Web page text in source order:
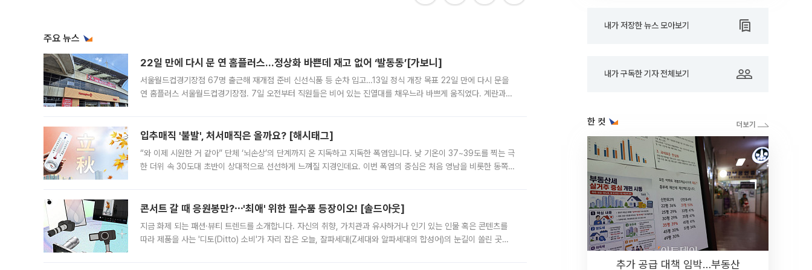
주요 뉴스
22일 만에 다시 문 연 홈플러스…정상화 바쁜데 재고 없어 ‘발동동’[가보니]
서울월드컵경기장점 67명 출근해 재개점 준비 신선식품 등 순차 입고…13일 정식 개장 목표 22일 만에 다시 문을
연 홈플러스 서울월드컵경기장점. 7일 오전부터 직원들은 비어 있는 진열대를 채우느라 바쁘게 움직였다. 계란과
입추매직 '불발', 처서매직은 올까요? [해시태그]
“와 이제 시원한 거 같아” 단체 ‘뇌손상’의 단계까지 온 지독하고 지독한 폭염입니다. 낮 기온이 37~39도를 찍는 극
한 더위 속 30도대 초반이 상대적으로 선선하게 느껴질 지경인데요. 이번 폭염의 중심은 처음 영남을 비롯한 동쪽
콘서트 갈 때 응원봉만?⋯'최애' 위한 필수품 등장이오! [솔드아웃]
지금 화제 되는 패션·뷰티 트렌드를 소개합니다. 자신의 취향, 가치관과 유사하거나 인기 있는 인물 혹은 콘텐츠를
따라 제품을 사는 '디토(Ditto) 소비'가 자리 잡은 오늘, 잘파세대(Z세대와 알파세대의 합성어)의 눈길이 쏠린 곳은
내가 저장한 뉴스 모아보기
내가 구독한 기자 전체보기
한 컷
추가 공급 대책 임박…부동산